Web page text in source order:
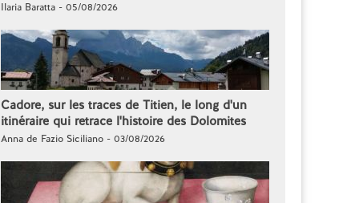
Ilaria Baratta - 05/08/2026
Cadore, sur les traces de Titien, le long d'un
itinéraire qui retrace l'histoire des Dolomites
Anna de Fazio Siciliano - 03/08/2026